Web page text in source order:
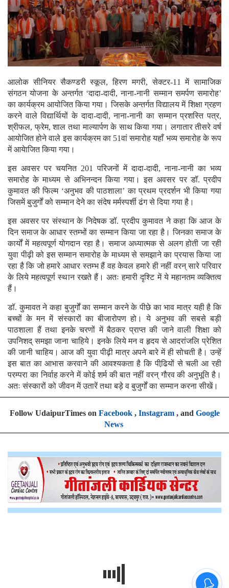
आलोक सीनियर सैकण्डरी स्कूल, हिरण मगरी, सेक्टर-11 में सामाजिक
संगठन योजना के अन्तर्गत ‘दादा-दादी, नाना-नानी सम्मान समर्पण समारोह’
का कार्यक्रम आयोजित किया गया। जिसके अन्तर्गत विद्यालय में शिक्षा ग्रहण
करने वाले विद्यार्थियों के दादा-दादी, नाना-नानी का सम्मान प्रशस्ति पत्र,
श्रीफल, फ्रेम, शाल तथा माल्यार्पण के साथ किया गया। लगातार तीसरे वर्ष
आयोजित होने वाले इस कार्यक्रम का 51वां समारोह यहाँ भव्य समारोह के रूप
में आयेाजित किया गया।
इस अवसर पर चयनित 201 परिजनों में दादा-दादी, नाना-नानी का भव्य
समारोह के माध्यम से अभिनन्दन किया गया। इस अवसर पर डॉ. प्रदीप
कुमावत की फिल्म ‘अनुभव की पाठशाला’ का प्रथम प्रदर्शन भी किया गया
जिसमें बुजुर्गों को सम्मान देने का संदेष मर्मस्पर्शी ढंग से दिया गया है।
इस अवसर पर संस्थान के निदेषक डॉ. प्रदीप कुमावत ने कहा कि आज के
दिन समाज के आधार स्तम्भों का सम्मान किया जा रहा है। जिनका समाज के
कार्यों में महत्वपूर्ण योगदान रहा है। समाज अध्यात्मक से अलग होती जा रही
युवा पीढ़ी को इस सम्मान समारोह के माध्यम से समझाने का प्रयास किया जा
रहा है कि जो हमारे आधार स्तम्भ हैं वह केवल हमारे ही नहीं वरन् सारे परिवार
के लिये महत्वपूर्ण स्थान रखते हैं। अतः हमारी दृश्टि में ये महानतम व्यक्तित्व
हैं।
डॉ. कुमावत ने कहा बुजुर्गों का सम्मान करने के पीछे का भाव मात्र यही है कि
बच्चों के मन में संस्कारों का बीजारोपण हो। ये अनुभव की सबसे बड़ी
पाठशाला हैं तथा इनके चरणों में बैठकर प्राप्त की जाने वाली शिक्षा को
उपनिशद् समझा जाना चाहिये। इनके लिये मन व हृदय से आदरांजलि प्रेशित
की जानी चाहिय। आज की युवा पीढ़ी मात्र अपने बारे में ही सोचती है। उन्हें
इस बात का आभास करवाने की आवश्यकता है कि पीढि़यों से चली आ रही
परम्परा का निर्वाह करने में कोई शर्म की बात नहीं वरन् गौरव की अनुभूति है।
अतः संस्कारों को जीवन में उतारें तथा बड़े व बुजुर्गों का सम्मान करना सीखें।
Follow UdaipurTimes on Facebook, Instagram, and Google
News